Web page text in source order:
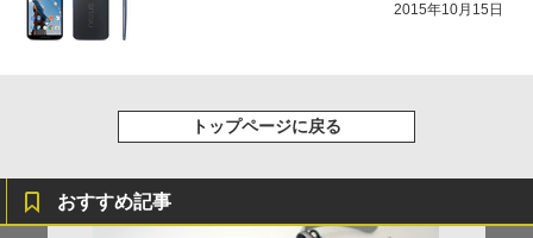
2015年10月15日
トップページに戻る
おすすめ記事